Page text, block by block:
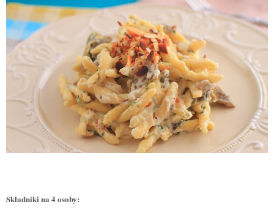
Składniki na 4 osoby: